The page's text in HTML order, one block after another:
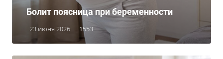
23 июня 2026 1553
Болит поясница при беременности